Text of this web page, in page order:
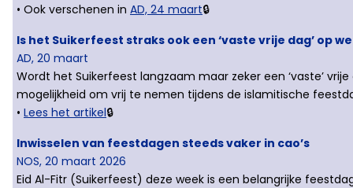
• Ook verschenen in AD, 24 maart🔒
Is het Suikerfeest straks ook een ‘vaste vrije dag’ op
AD, 20 maart
Wordt het Suikerfeest langzaam maar zeker een ‘vaste’
mogelijkheid om vrij te nemen tijdens de islamitische
• Lees het artikel🔒
Inwisselen van feestdagen steeds vaker in cao’s
NOS, 20 maart 2026
Eid Al-Fitr (Suikerfeest) deze week is een belangrijke